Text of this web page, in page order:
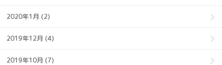
2020年1月 (2)
2019年12月 (4)
2019年10月 (7)